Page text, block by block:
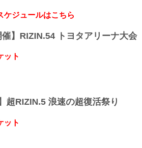
オは右フックで直撃。
ジュールはこちら
催】RIZIN.54 トヨタアリーナ大会
ット
超RIZIN.5 浪速の超復活祭り
ット